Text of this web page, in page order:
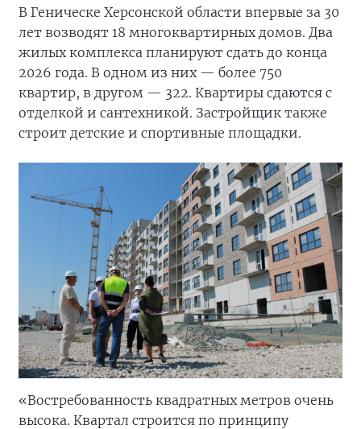
В Геническе Херсонской области впервые за 30
лет возводят 18 многоквартирных домов. Два
жилых комплекса планируют сдать до конца
2026 года. В одном из них — более 750
квартир, в другом — 322. Квартиры сдаются с
отделкой и сантехникой. Застройщик также
строит детские и спортивные площадки.
«Востребованность квадратных метров очень
высока. Квартал строится по принципу